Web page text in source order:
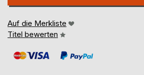
Auf die Merkliste
Titel bewerten